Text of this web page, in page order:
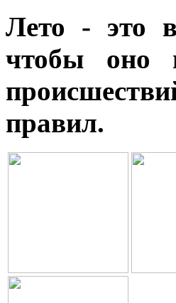
Лето - это
чтобы оно
правил.